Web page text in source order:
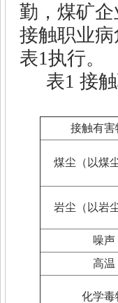
勤，煤矿
接触职业
表1执行。
表1接
接触有害
煤尘（以煤
岩尘（以岩
噪声
高温
化学毒